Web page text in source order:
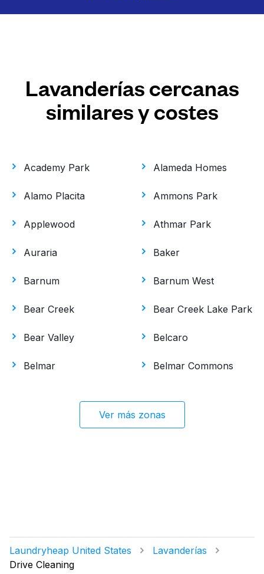
Lavanderías cercanas
similares y costes
Academy Park Alameda Homes
Alamo Placita Ammons Park
Applewood Athmar Park
Auraria Baker
Barnum Barnum West
Bear Creek Bear Creek Lake Park
Bear Valley Belcaro
Belmar Belmar Commons
Ver más zonas
Laundryheap United States
Lavanderías
Drive Cleaning